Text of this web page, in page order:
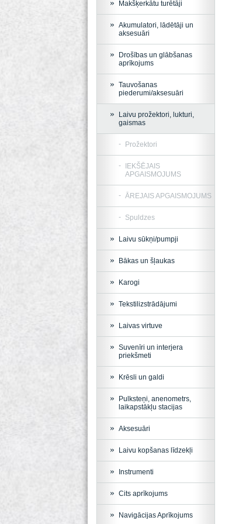
Makšķerkātu turētāji
Akumulatori, lādētāji un
aksesuāri
Drošības un glābšanas
aprīkojums
Tauvošanas
piederumi/aksesuāri
Laivu prožektori, lukturi,
gaismas
Prožektori
IEKŠĒJAIS
APGAISMOJUMS
ĀREJAIS APGAISMOJUMS
Spuldzes
Laivu sūkņi/pumpji
Bākas un šļaukas
Karogi
Tekstilizstrādājumi
Laivas virtuve
Suvenīri un interjera
priekšmeti
Krēsli un galdi
Pulksteņi, anenometrs,
laikapstākļu stacijas
Aksesuāri
Laivu kopšanas līdzekļi
Instrumenti
Cits aprīkojums
Navigācijas Aprīkojums